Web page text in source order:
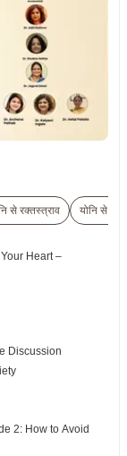
से रक्तस्त्राव योनि से
Heart –
Discussion
2: How to Avoid